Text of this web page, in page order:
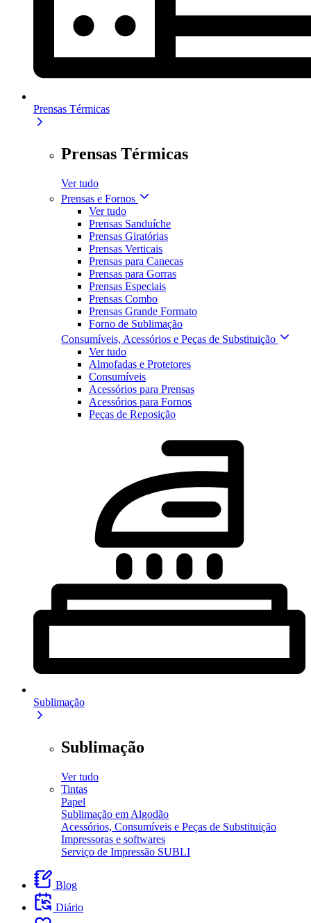
Prensas Térmicas
Prensas Térmicas
Ver tudo
Prensas e Fornos
Ver tudo
Prensas Sanduíche
Prensas Giratórias
Prensas Verticais
Prensas para Canecas
Prensas para Gorras
Prensas Especiais
Prensas Combo
Prensas Grande Formato
Forno de Sublimação
Consumíveis, Acessórios e Peças de Substituição
Ver tudo
Almofadas e Protetores
Consumíveis
Acessórios para Prensas
Acessórios para Fornos
Peças de Reposição
Sublimação
Sublimação
Ver tudo
Tintas
Papel
Sublimação em Algodão
Acessórios, Consumíveis e Peças de Substituição
Impressoras e softwares
Serviço de Impressão SUBLI
Blog
Diário